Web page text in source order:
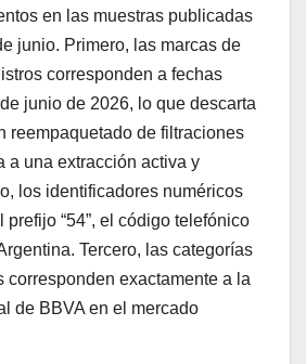
en las muestras publicadas
junio. Primero, las marcas de
corresponden a fechas
junio de 2026, lo que descarta
reempaquetado de filtraciones
a una extracción activa y
los identificadores numéricos
“54”, el código telefónico
Tercero, las categorías
corresponden exactamente a la
de BBVA en el mercado